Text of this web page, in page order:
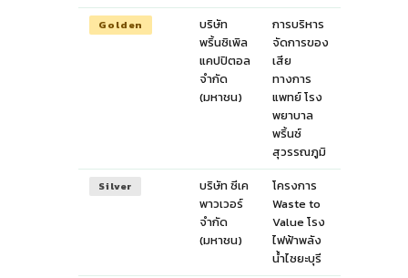
Golden
บริษัท
พริ้นซิเพิล
แคปปิตอล
จำกัด
(มหาชน)
การบริหาร
จัดการของ
เสีย
ทางการ
แพทย์ โรง
พยาบาล
พริ้นซ์
สุวรรณภูมิ
Silver
บริษัท ซีเค
พาวเวอร์
จำกัด
(มหาชน)
โครงการ
Waste to
Value โรง
ไฟฟ้าพลัง
น้ำไซยะบุรี